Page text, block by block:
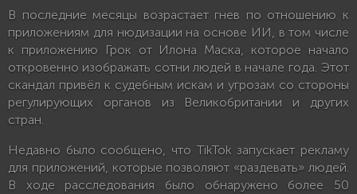
В последние месяцы возрастает гнев по отношению к
приложениям для нюдизации на основе ИИ, в том числе
к приложению Грок от Илона Маска, которое начало
откровенно изображать сотни людей в начале года. Этот
скандал привёл к судебным искам и угрозам со стороны
регулирующих органов из Великобритании и других
стран.
Недавно было сообщено, что TikTok запускает рекламу
для приложений, которые позволяют «раздевать» людей.
В ходе расследования было обнаружено более 50